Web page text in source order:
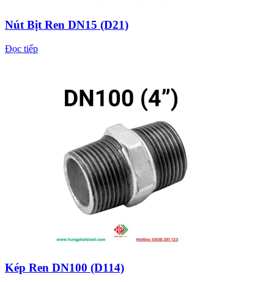
Nút Bịt Ren DN15 (D21)
Đọc tiếp
Kép Ren DN100 (D114)